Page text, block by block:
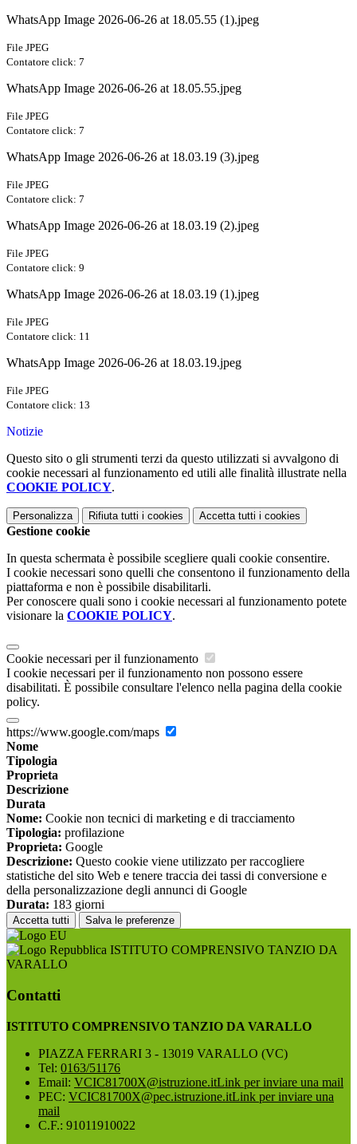
WhatsApp Image 2026-06-26 at 18.05.55 (1).jpeg
File JPEG
Contatore click: 7
WhatsApp Image 2026-06-26 at 18.05.55.jpeg
File JPEG
Contatore click: 7
WhatsApp Image 2026-06-26 at 18.03.19 (3).jpeg
File JPEG
Contatore click: 7
WhatsApp Image 2026-06-26 at 18.03.19 (2).jpeg
File JPEG
Contatore click: 9
WhatsApp Image 2026-06-26 at 18.03.19 (1).jpeg
File JPEG
Contatore click: 11
WhatsApp Image 2026-06-26 at 18.03.19.jpeg
File JPEG
Contatore click: 13
Notizie
Questo sito o gli strumenti terzi da questo utilizzati si avvalgono di
cookie necessari al funzionamento ed utili alle finalità illustrate nella
COOKIE POLICY.
Personalizza Rifiuta tutti i cookies Accetta tutti i cookies
Gestione cookie
In questa schermata è possibile scegliere quali cookie consentire.
I cookie necessari sono quelli che consentono il funzionamento della
piattaforma e non è possibile disabilitarli.
Per conoscere quali sono i cookie necessari al funzionamento potete
visionare la COOKIE POLICY.
Cookie necessari per il funzionamento
I cookie necessari per il funzionamento non possono essere
disabilitati. È possibile consultare l'elenco nella pagina della cookie
policy.
https://www.google.com/maps
Nome
Tipologia
Proprieta
Descrizione
Durata
Nome: Cookie non tecnici di marketing e di tracciamento
Tipologia: profilazione
Proprieta: Google
Descrizione: Questo cookie viene utilizzato per raccogliere
statistiche del sito Web e tenere traccia dei tassi di conversione e
della personalizzazione degli annunci di Google
Durata: 183 giorni
Accetta tutti Salva le preferenze
ISTITUTO COMPRENSIVO TANZIO DA
VARALLO
Contatti
ISTITUTO COMPRENSIVO TANZIO DA VARALLO
PIAZZA FERRARI 3 - 13019 VARALLO (VC)
Tel: 0163/51176
Email: VCIC81700X@istruzione.itLink per inviare una mail
PEC: VCIC81700X@pec.istruzione.itLink per inviare una
mail
C.F.: 91011910022